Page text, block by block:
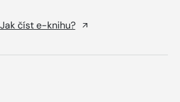
Jak číst e-knihu?